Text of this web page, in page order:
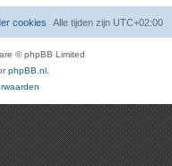
Alle tijden zijn UTC+02:00
cookies
© phpBB Limited
phpBB.nl